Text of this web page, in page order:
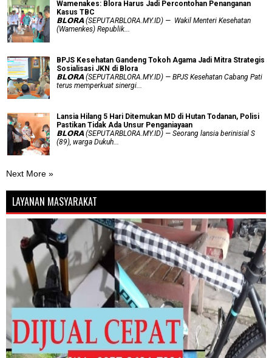
Wamenakes: Blora Harus Jadi Percontohan Penanganan
Kasus TBC
𝗕𝗟𝗢𝗥𝗔 (SEPUTARBLORA.MY.ID) — Wakil Menteri Kesehatan
(Wamenkes) Republik...
BPJS Kesehatan Gandeng Tokoh Agama Jadi Mitra Strategis
Sosialisasi JKN di Blora
𝗕𝗟𝗢𝗥𝗔 (SEPUTARBLORA.MY.ID) — BPJS Kesehatan Cabang Pati
terus memperkuat sinergi...
Lansia Hilang 5 Hari Ditemukan MD di Hutan Todanan, Polisi
Pastikan Tidak Ada Unsur Penganiayaan
𝗕𝗟𝗢𝗥𝗔 (SEPUTARBLORA.MY.ID) — Seorang lansia berinisial S
(89), warga Dukuh...
Next More »
LAYANAN MASYARAKAT